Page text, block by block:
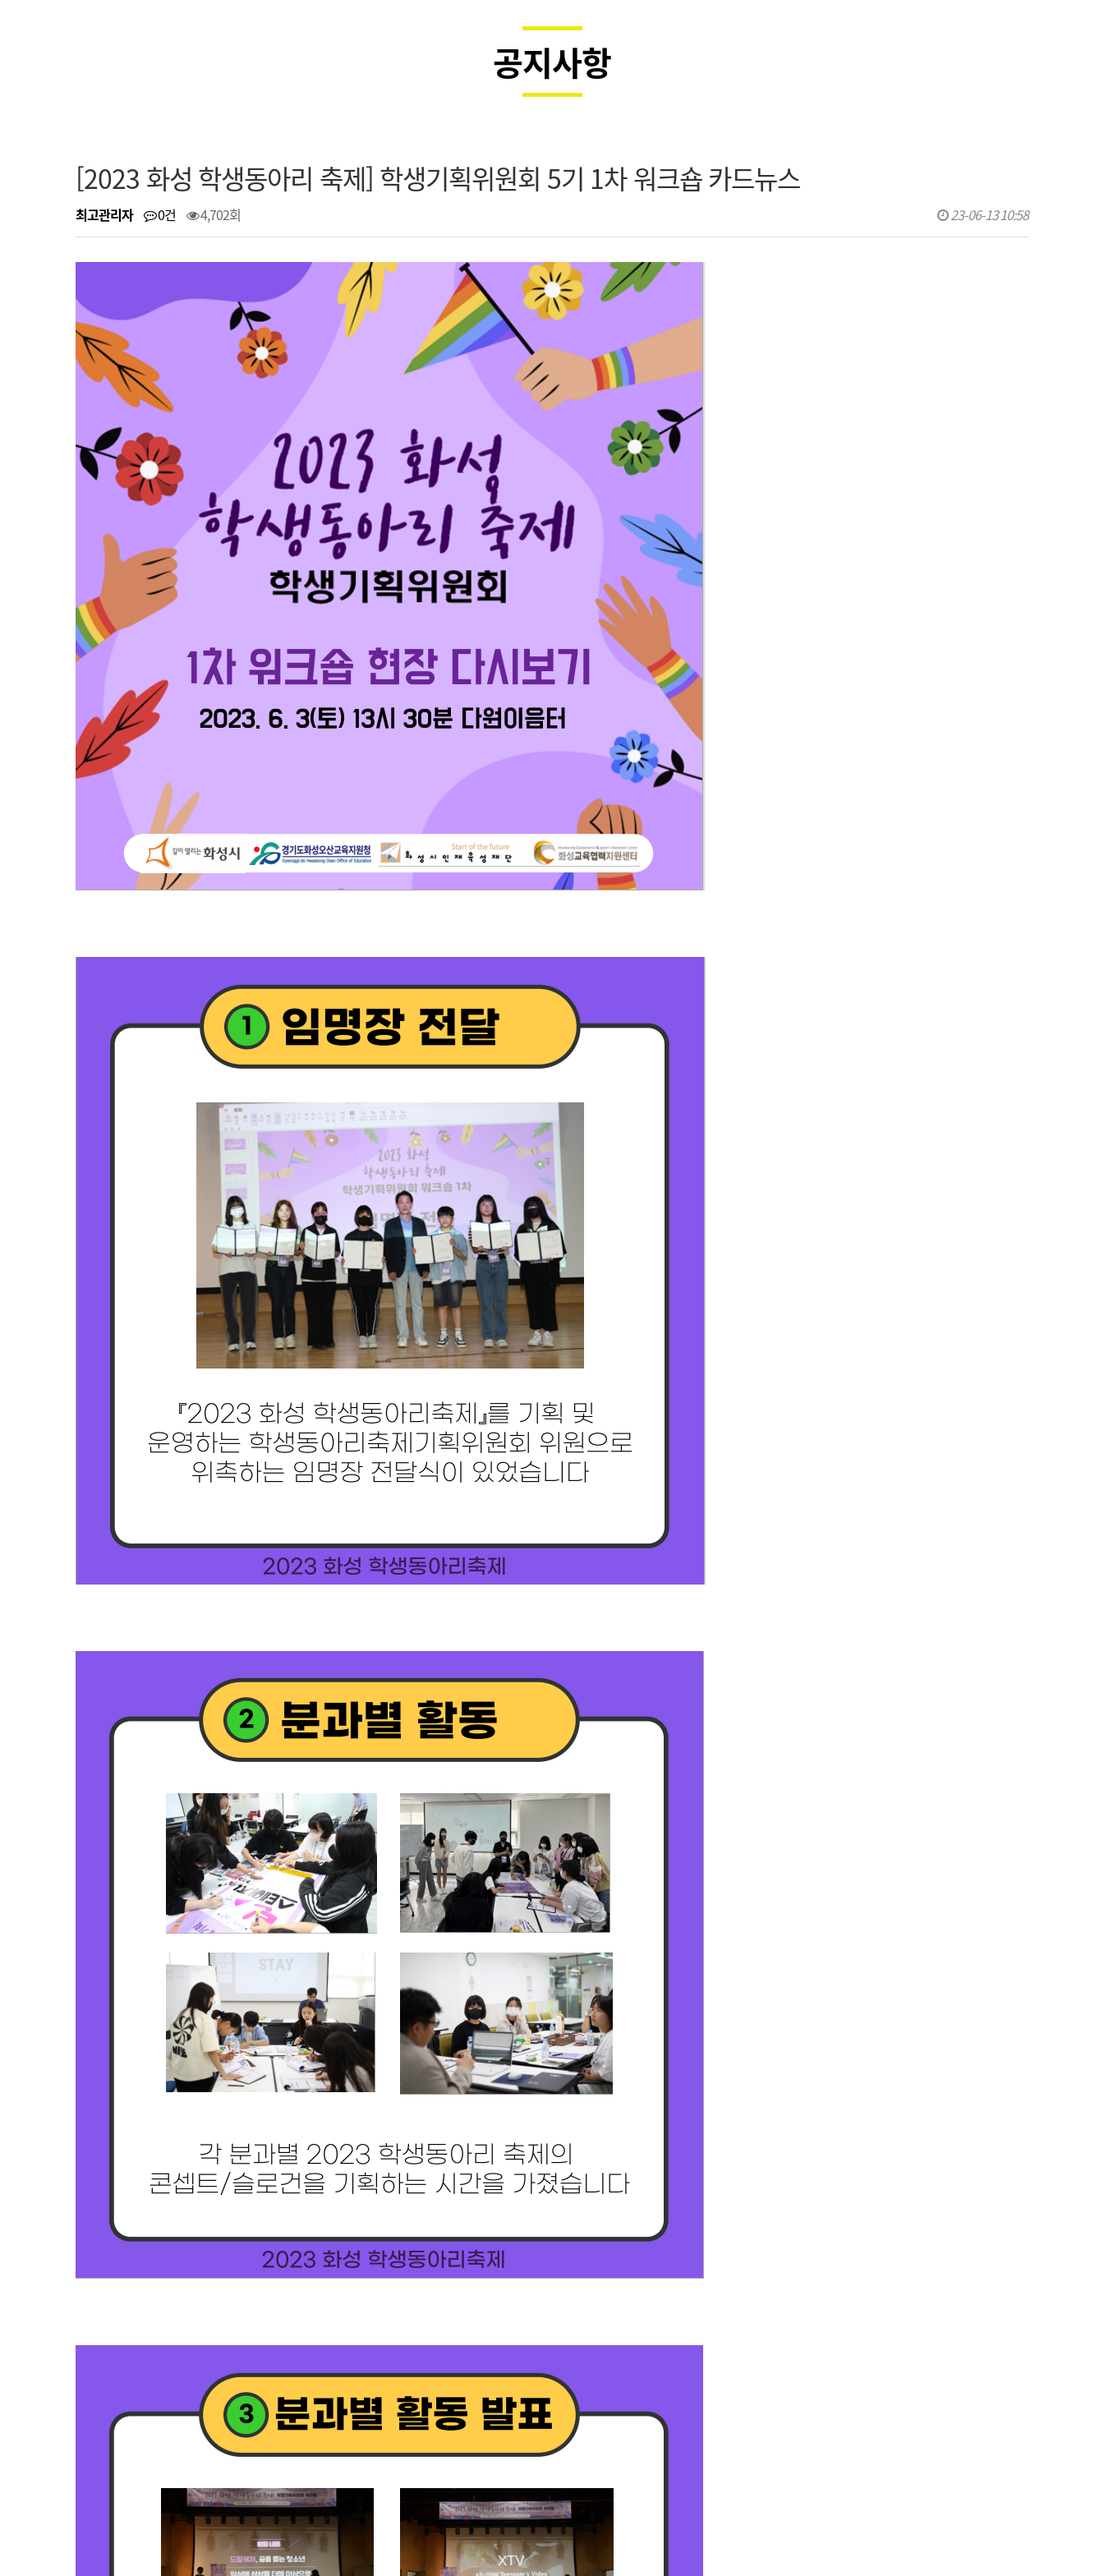
공지사항
[2023 화성 학생동아리 축제] 학생기획위원회 5기 1차 워크숍 카드뉴스
최고관리자 0건 4,702회 23-06-13 10:58